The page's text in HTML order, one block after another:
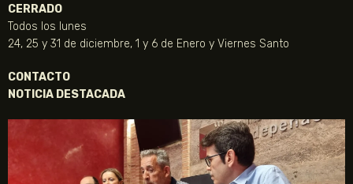
CERRADO
Todos los lunes
24, 25 y 31 de diciembre, 1 y 6 de Enero y Viernes Santo
CONTACTO
NOTICIA DESTACADA